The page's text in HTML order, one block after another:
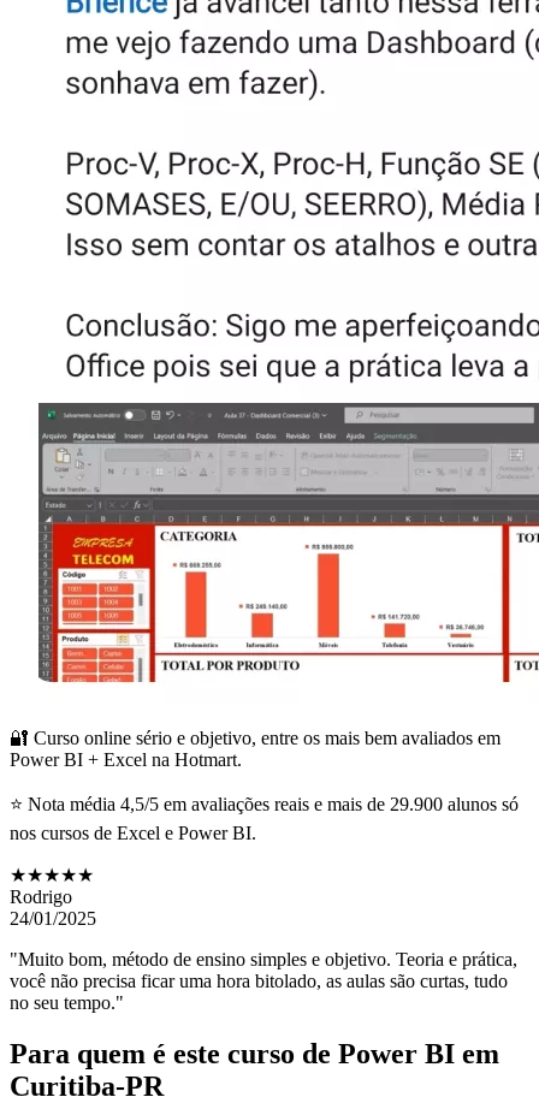
🔐 Curso online sério e objetivo, entre os mais bem avaliados em
Power BI + Excel na Hotmart.
⭐ Nota média 4,5/5 em avaliações reais e mais de 29.900 alunos só
nos cursos de Excel e Power BI.
★★★★★
Rodrigo
24/01/2025
"Muito bom, método de ensino simples e objetivo. Teoria e prática,
você não precisa ficar uma hora bitolado, as aulas são curtas, tudo
no seu tempo."
Para quem é este curso de Power BI em
Curitiba-PR